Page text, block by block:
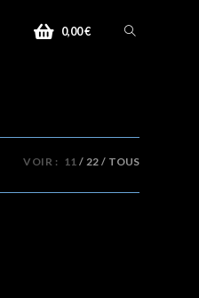
0,00€
VOIR : 11 22 TOUS